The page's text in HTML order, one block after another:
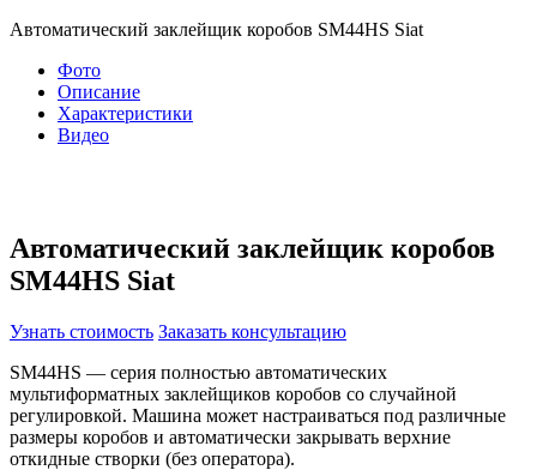
Автоматический заклейщик коробов SM44HS Siat
Фото
Описание
Характеристики
Видео
Автоматический заклейщик коробов
SM44HS Siat
Узнать стоимость Заказать консультацию
SM44HS — серия полностью автоматических
мультиформатных заклейщиков коробов со случайной
регулировкой. Машина может настраиваться под различные
размеры коробов и автоматически закрывать верхние
откидные створки (без оператора).